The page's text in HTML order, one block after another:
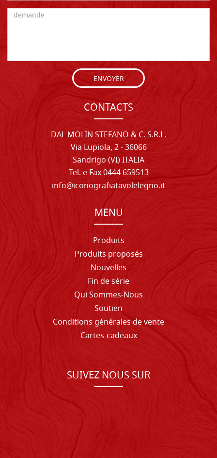
ENVOYER
CONTACTS
DAL MOLIN STEFANO & C. S.R.L.
Via Lupiola, 2 - 36066
Sandrigo (VI) ITALIA
Tel. e Fax 0444 659513
info@iconografiatavolelegno.it
MENU
Produits
Produits proposés
Nouvelles
Fin de série
Qui Sommes-Nous
Soutien
Conditions générales de vente
Cartes-cadeaux
SUIVEZ NOUS SUR